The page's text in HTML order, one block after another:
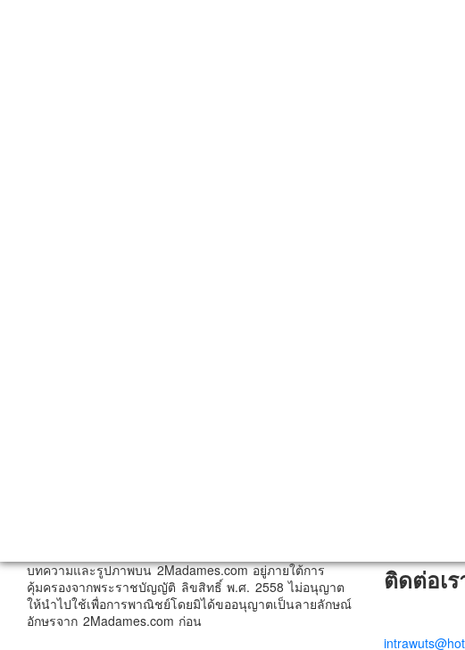
บทความและรูปภาพบน 2Madames.com อยู่ภายใต้การ
คุ้มครองจากพระราชบัญญัติ ลิขสิทธิ์ พ.ศ. 2558 ไม่อนุญาต
ให้นำไปใช้เพื่อการพาณิชย์โดยมิได้ขออนุญาตเป็นลายลักษณ์
อักษรจาก 2Madames.com ก่อน
ติดต่อเร